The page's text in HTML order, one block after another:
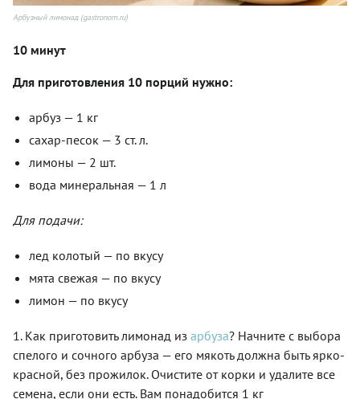
Арбузный лимонад (gastronom.ru)
10 минут
Для приготовления 10 порций нужно:
арбуз — 1 кг
сахар-песок — 3 ст. л.
лимоны — 2 шт.
вода минеральная — 1 л
Для подачи:
лед колотый — по вкусу
мята свежая — по вкусу
лимон — по вкусу
1. Как приготовить лимонад из арбуза? Начните с выбора
спелого и сочного арбуза — его мякоть должна быть ярко-
красной, без прожилок. Очистите от корки и удалите все
семена, если они есть. Вам понадобится 1 кг